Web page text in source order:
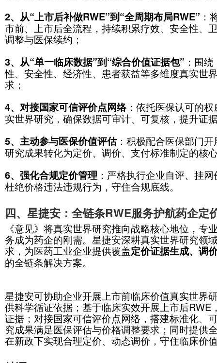
调整，实现“优质优价”；
三是监管模式升级，依托医保信息
据实施风险预警，跨部门协同治理
国际上，英国、美国等早已将真实
此次以国家级文件固化该模式，既
需求，让医保基金真正投向高价值
三、药企布局：六大策略适配
面对《意见》划定的全新规则，医
转型：
1、从“盲目定价”到“循证定价”：研
案，将临床价值、经济性指标纳入
2、从“上市后补做RWE”到“全周期
调整与医保续约；
3、从“单一临床数据”到“综合价值
性、安全性、经济性、患者获益等